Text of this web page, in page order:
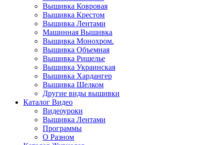
Вышивка Ковровая
Вышивка Крестом
Вышивка Лентами
Машинная Вышивка
Вышивка Монохром.
Вышивка Объемная
Вышивка Ришелье
Вышивка Украинская
Вышивка Хардангер
Вышивка Шелком
Другие виды вышивки
Каталог Видео
Видеоуроки
Вышивка Лентами
Программы
О Разном